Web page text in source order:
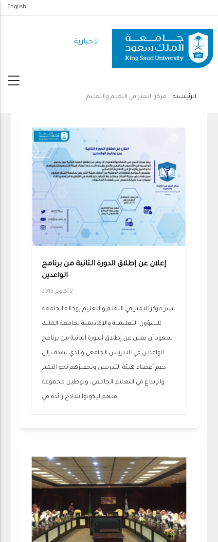
المحتوى
الرئيسي
English
الاخبارية
الرئيسية مركز التميز في التعلم والتعليم
إعلان عن إطلاق الدورة الثانية من برنامج
الواعدين
2 أكتوبر 2018
يسر مركز التميز في التعلم والتعليم بوكالة الجامعة
للشؤون التعليمية والاكاديمية بجامعة الملك
سعود أن يعلن عن إطلاق الدورة الثانية من برنامج
الواعدين في التدريس الجامعي والذي يهدف إلى
دعم أعضاء هيئة التدريس وتحفيزهم نحو التميز
والإبداع في التعليم الجامعي، وتوطين مجموعة
منهم ليكونوا نماذج رائدة في